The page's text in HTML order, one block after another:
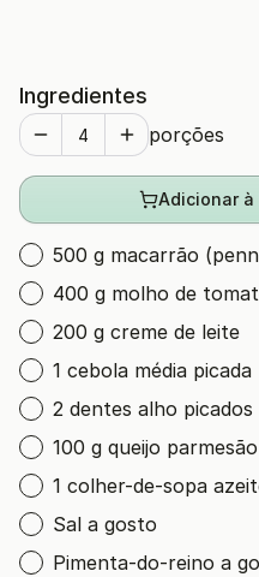
Ingredientes
porções
Adicionar à
500 g macarrão
400 g molho de
200 g creme de leite
1 cebola média picada
2 dentes alho picados
100 g queijo
1 colher-de-sopa
Sal a gosto
Pimenta-do-reino a